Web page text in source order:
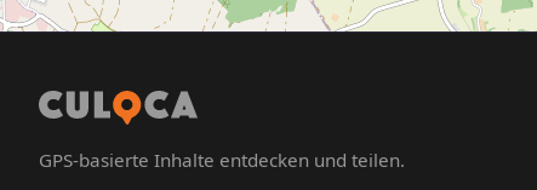
GPS-basierte Inhalte entdecken und teilen.